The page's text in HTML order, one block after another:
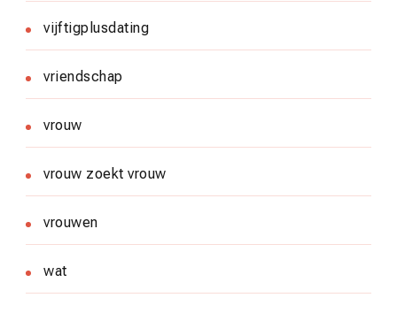
vijftigplusdating
vriendschap
vrouw
vrouw zoekt vrouw
vrouwen
wat